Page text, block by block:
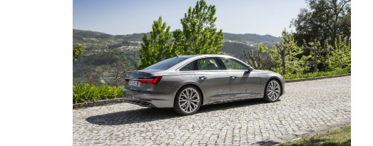
Seguridad
Llamada a revisión
Mercedes Clase A
entre 2017-2019
4 de septiembre de 2020